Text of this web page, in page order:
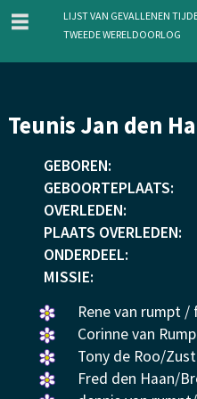
en
inhoud
menu
Lijst van gevallenen
Tweede Wereldoorlog
Teunis Jan den
GEBOREN:
GEBOORTEPLAATS:
OVERLEDEN:
PLAATS OVERLEDEN:
ONDERDEEL:
MISSIE:
Een
bloemetje
gelegd.
Rene van rumpt /
Een
bloemetje
gelegd.
Corinne van
Een
bloemetje
Tony de Roo/
Een
Fred den Haan/